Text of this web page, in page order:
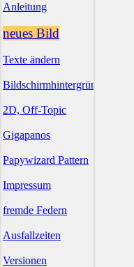
Anleitung
neues Bild
Texte ändern
Bildschirmhintergründe
2D, Off-Topic
Gigapanos
Papywizard Pattern
Impressum
fremde Federn
Ausfallzeiten
Versionen